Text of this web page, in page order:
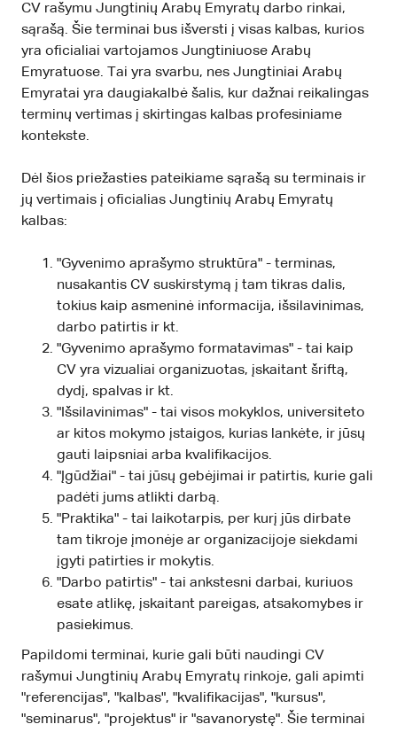
CV rašymu Jungtinių Arabų Emyratų darbo rinkai,
sąrašą. Šie terminai bus išversti į visas kalbas, kurios
yra oficialiai vartojamos Jungtiniuose Arabų
Emyratuose. Tai yra svarbu, nes Jungtiniai Arabų
Emyratai yra daugiakalbė šalis, kur dažnai reikalingas
terminų vertimas į skirtingas kalbas profesiniame
kontekste.
Dėl šios priežasties pateikiame sąrašą su terminais ir
jų vertimais į oficialias Jungtinių Arabų Emyratų
kalbas:
"Gyvenimo aprašymo struktūra" - terminas,
nusakantis CV suskirstymą į tam tikras dalis,
tokius kaip asmeninė informacija, išsilavinimas,
darbo patirtis ir kt.
"Gyvenimo aprašymo formatavimas" - tai kaip
CV yra vizualiai organizuotas, įskaitant šriftą,
dydį, spalvas ir kt.
"Išsilavinimas" - tai visos mokyklos, universiteto
ar kitos mokymo įstaigos, kurias lankėte, ir jūsų
gauti laipsniai arba kvalifikacijos.
"Įgūdžiai" - tai jūsų gebėjimai ir patirtis, kurie gali
padėti jums atlikti darbą.
"Praktika" - tai laikotarpis, per kurį jūs dirbate
tam tikroje įmonėje ar organizacijoje siekdami
įgyti patirties ir mokytis.
"Darbo patirtis" - tai ankstesni darbai, kuriuos
esate atlikę, įskaitant pareigas, atsakomybes ir
pasiekimus.
Papildomi terminai, kurie gali būti naudingi CV
rašymui Jungtinių Arabų Emyratų rinkoje, gali apimti
"referencijas", "kalbas", "kvalifikacijas", "kursus",
"seminarus", "projektus" ir "savanorystę". Šie terminai